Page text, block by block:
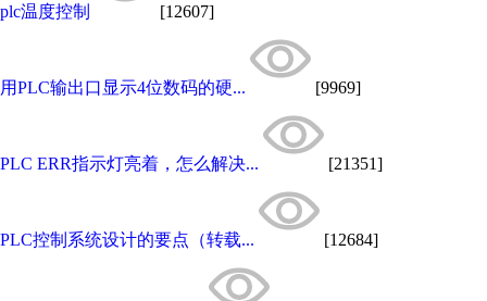
plc温度控制 [12607]
用PLC输出口显示4位数码的硬... [9969]
PLC ERR指示灯亮着，怎么解决... [21351]
PLC控制系统设计的要点（转载... [12684]